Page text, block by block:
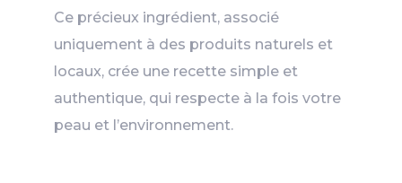
Ce précieux ingrédient, associé
uniquement à des produits naturels et
locaux, crée une recette simple et
authentique, qui respecte à la fois votre
peau et l’environnement.